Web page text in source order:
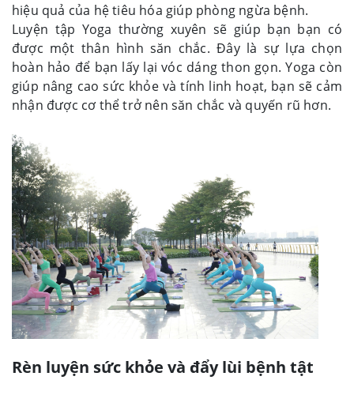
hiệu quả của hệ tiêu hóa giúp phòng ngừa bệnh.
Luyện tập Yoga thường xuyên sẽ giúp bạn bạn có
được một thân hình săn chắc. Đây là sự lựa chọn
hoàn hảo để bạn lấy lại vóc dáng thon gọn. Yoga còn
giúp nâng cao sức khỏe và tính linh hoạt, bạn sẽ cảm
nhận được cơ thể trở nên săn chắc và quyến rũ hơn.
Rèn luyện sức khỏe và đẩy lùi bệnh tật